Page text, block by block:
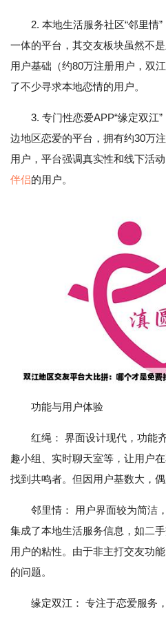
2. 本地生活服务社区“邻里情
一体的平台，其交友板块虽然不
用户基础（约80万注册用户，双
了不少寻求本地恋情的用户。
3. 专门性恋爱APP“缘定双江
边地区恋爱的平台，拥有约30万
用户，平台强调真实性和线下活
伴侣的用户。
功能与用户体验
红绳： 界面设计现代，功能
趣小组、实时聊天室等，让用户
找到共鸣者。但因用户基数大，
邻里情： 用户界面较为简洁
集成了本地生活服务信息，如二
用户的粘性。由于非主打交友功
的问题。
缘定双江： 专注于恋爱服务